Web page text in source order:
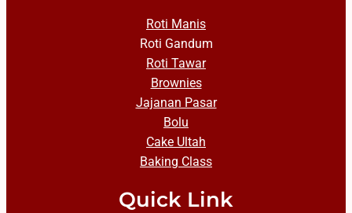
Roti Manis
Roti Gandum
Roti Tawar
Brownies
Jajanan Pasar
Bolu
Cake Ultah
Baking Class
Quick Link